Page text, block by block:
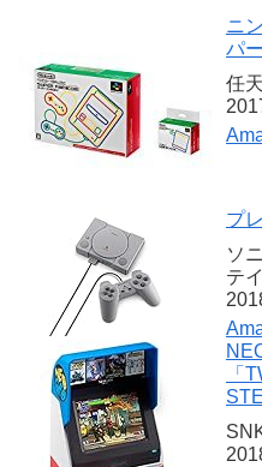
ニ
パ
任
プ
ソ
テ
「